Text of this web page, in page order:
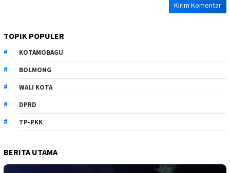
TOPIK POPULER
KOTAMOBAGU
BOLMONG
WALI KOTA
DPRD
TP-PKK
BERITA UTAMA